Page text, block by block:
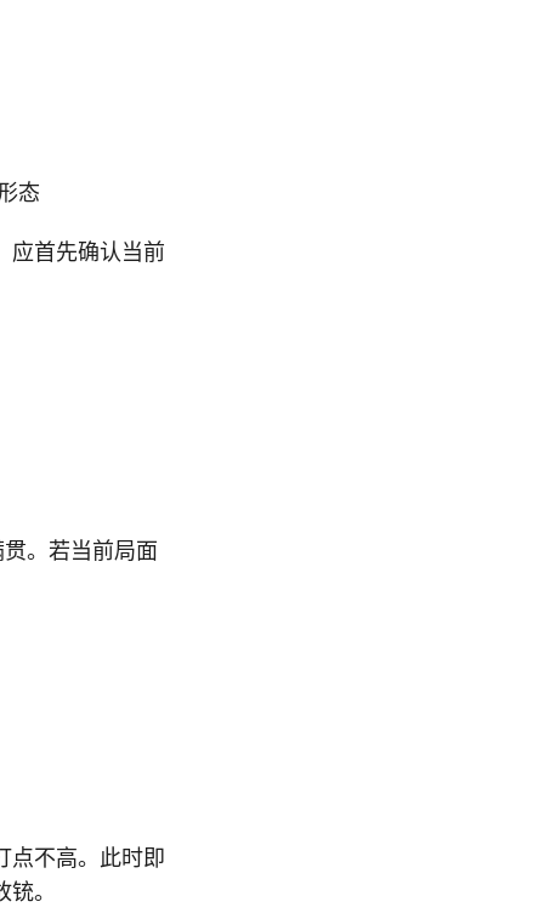
态
应首先确认当前
。若当前局面
点不高。此时即
。